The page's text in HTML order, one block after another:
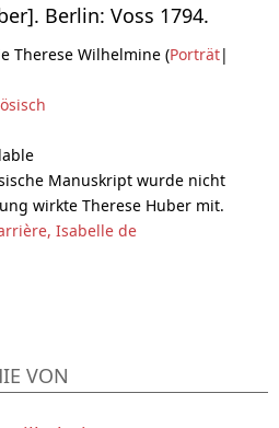
Berlin: Voss 1794.
Therese Wilhelmine (Porträt|
Manuskript wurde nicht
wirkte Therese Huber mit.
Isabelle de
VON